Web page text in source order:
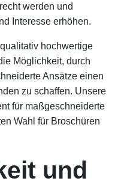
werden und
Interesse erhöhen.
hochwertige
Möglichkeit, durch
Ansätze einen
zu schaffen. Unsere
für maßgeschneiderte
Wahl für Broschüren
und